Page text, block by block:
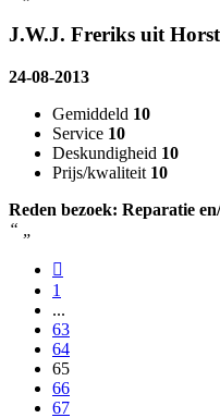
J.W.J. Freriks uit Horst
24-08-2013
Gemiddeld 10
Service 10
Deskundigheid 10
Prijs/kwaliteit 10
Reden bezoek: Reparatie
“
1
...
63
64
65
66
67